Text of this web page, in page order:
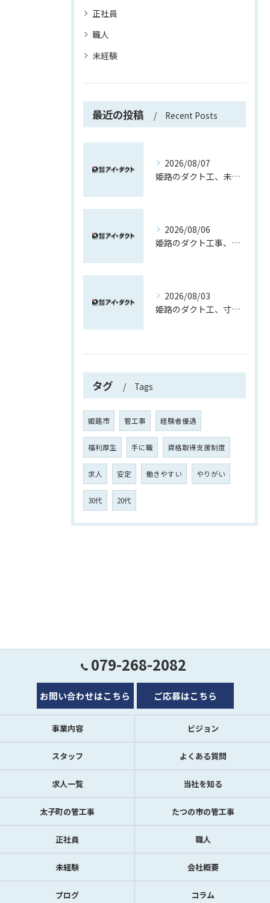
正社員
職人
未経験
最近の投稿 Recent Posts
2026/08/07
姫路のダクト工、未経験でも先輩と覚える現場作業
2026/08/06
姫路のダクト工事、製作から取付で覚える現場職
2026/08/03
姫路のダクト工、寸法取りから育つ現場力
タグ Tags
姫路市 管工事 経験者優遇
福利厚生 手に職 資格取得支援制度
求人 安定 働きやすい やりがい
30代 20代
079-268-2082
お問い合わせはこちら ご応募はこちら
事業内容 ビジョン
スタッフ よくある質問
求人一覧 当社を知る
太子町の管工事 たつの市の管工事
正社員 職人
未経験 会社概要
ブログ コラム